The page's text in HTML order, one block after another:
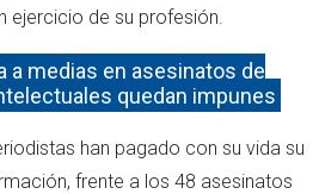
ejercicio de su profesión.
a medias en asesinatos de
quedan impunes
han pagado con su vida su
frente a los 48 asesinatos